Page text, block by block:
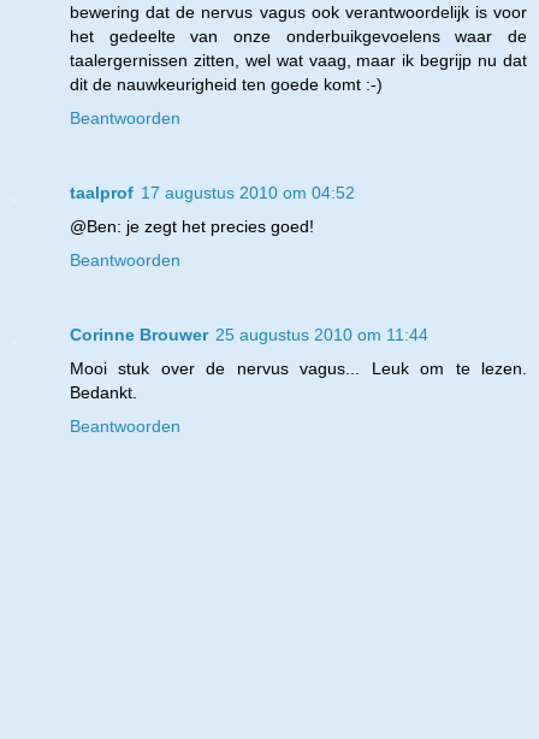
bewering dat de nervus vagus ook verantwoordelijk is voor
het gedeelte van onze onderbuikgevoelens waar de
taalergernissen zitten, wel wat vaag, maar ik begrijp nu dat
dit de nauwkeurigheid ten goede komt :-)
Beantwoorden
taalprof 17 augustus 2010 om 04:52
@Ben: je zegt het precies goed!
Beantwoorden
Corinne Brouwer 25 augustus 2010 om 11:44
Mooi stuk over de nervus vagus... Leuk om te lezen.
Bedankt.
Beantwoorden